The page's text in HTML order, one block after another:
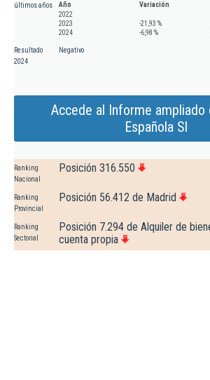
últimos años
Año
Variación
2022
2023
-21,93 %
2024
-6,98 %
Resultado
2024
Negativo
Accede al Informe ampliado
Española Sl
Ranking
Nacional
Posición 316.550
Ranking
Provincial
Posición 56.412 de Madrid
Ranking
Sectorial
Posición 7.294 de Alquiler de
cuenta propia